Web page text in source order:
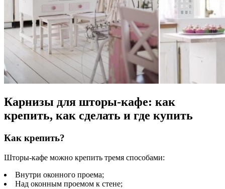
Карнизы для шторы-кафе: как
крепить, как сделать и где купить
Как крепить?
Шторы-кафе можно крепить тремя способами:
Внутри оконного проема;
Над оконным проемом к стене;